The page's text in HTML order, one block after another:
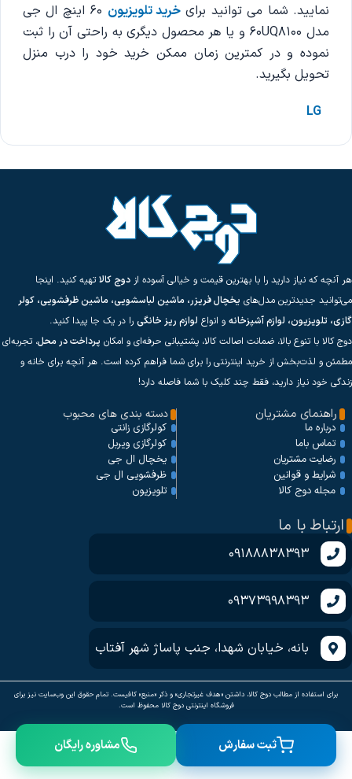
نمایید. شما می توانید برای خرید تلویزیون
60 اینچ ال جی
مدل 60UQ8100 و یا هر محصول دیگری به راحتی آن را ثبت
نموده و در کمترین زمان ممکن خرید خود را درب منزل
تحویل بگیرید.
LG
هر آنچه که نیاز دارید را با بهترین قیمت و خیالی آسوده از دوج کالاتهیه کنید. اینجا
می‌توانید جدیدترین مدل‌های یخچال فریزر، ماشین لباسشویی، ماشین ظرفشویی، کولر
گازی، تلویزیون، لوازم آشپزخانه و انواع لوازم ریز خانگی را در یک جا پیدا کنید.
دوج کالا با تنوع بالا، ضمانت اصالت کالا، پشتیبانی حرفه‌ای و امکان پرداخت در محل، تجربه‌ای
مطمئن و لذت‌بخش از خرید اینترنتی را برای شما فراهم کرده است. هر آنچه برای خانه و
زندگی خود نیاز دارید، فقط چند کلیک با شما فاصله دارد!
راهنمای مشتریان
درباره ما
تماس باما
رضایت مشتریان
شرایط و قوانین
مجله دوج کالا
دسته بندی های محبوب
کولرگازی زانتی
کولرگازی ویربل
یخچال ال جی
ظرفشویی ال جی
تلویزیون
ارتباط با ما
09188838393
09373998393
بانه، خیابان شهدا، جنب پاساژ شهر آفتاب
برای استفاده از مطالب دوج کالا، داشتن «هدف غیرتجاری» و ذکر «منبع» کافیست. تمام حقوق اين وب‌سايت نیز برای
فروشگاه اینترنتی دوج کالا محفوظ است.
ثبت سفارش مشاوره رایگان